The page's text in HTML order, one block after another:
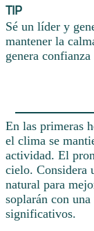
TIP
Sé un líder y
mantener la
genera
En las primeras
el clima se
actividad. El
cielo. Considera
natural para
soplarán con
significativos.